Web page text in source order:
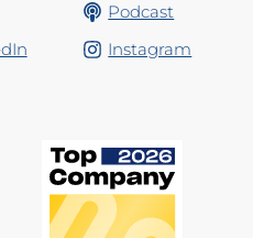
Podcast
Instagram